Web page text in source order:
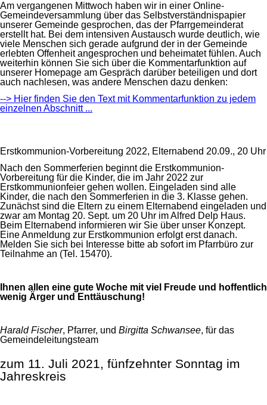
Am vergangenen Mittwoch haben wir in einer Online-
Gemeindeversammlung über das Selbstverständnispapier
unserer Gemeinde gesprochen, das der Pfarrgemeinderat
erstellt hat. Bei dem intensiven Austausch wurde deutlich, wie
viele Menschen sich gerade aufgrund der in der Gemeinde
erlebten Offenheit angesprochen und beheimatet fühlen. Auch
weiterhin können Sie sich über die Kommentarfunktion auf
unserer Homepage am Gespräch darüber beteiligen und dort
auch nachlesen, was andere Menschen dazu denken:
--> Hier finden Sie den Text mit Kommentarfunktion zu jedem
einzelnen Abschnitt ...
Erstkommunion-Vorbereitung 2022, Elternabend 20.09., 20 Uhr
Nach den Sommerferien beginnt die Erstkommunion-
Vorbereitung für die Kinder, die im Jahr 2022 zur
Erstkommunionfeier gehen wollen. Eingeladen sind alle
Kinder, die nach den Sommerferien in die 3. Klasse gehen.
Zunächst sind die Eltern zu einem Elternabend eingeladen und
zwar am Montag 20. Sept. um 20 Uhr im Alfred Delp Haus.
Beim Elternabend informieren wir Sie über unser Konzept.
Eine Anmeldung zur Erstkommunion erfolgt erst danach.
Melden Sie sich bei Interesse bitte ab sofort im Pfarrbüro zur
Teilnahme an (Tel. 15470).
Ihnen allen eine gute Woche mit viel Freude und hoffentlich
wenig Ärger und Enttäuschung!
Harald Fischer, Pfarrer, und Birgitta Schwansee, für das
Gemeindeleitungsteam
zum 11. Juli 2021, fünfzehnter Sonntag im
Jahreskreis